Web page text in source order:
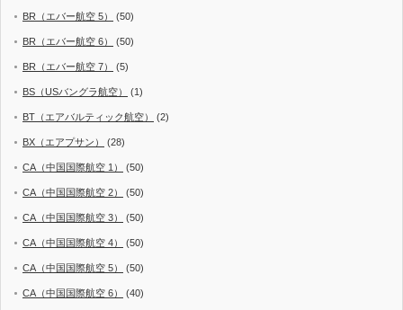
BR（エバー航空 5） (50)
BR（エバー航空 6） (50)
BR（エバー航空 7） (5)
BS（USバングラ航空） (1)
BT（エアバルティック航空） (2)
BX（エアプサン） (28)
CA（中国国際航空 1） (50)
CA（中国国際航空 2） (50)
CA（中国国際航空 3） (50)
CA（中国国際航空 4） (50)
CA（中国国際航空 5） (50)
CA（中国国際航空 6） (40)